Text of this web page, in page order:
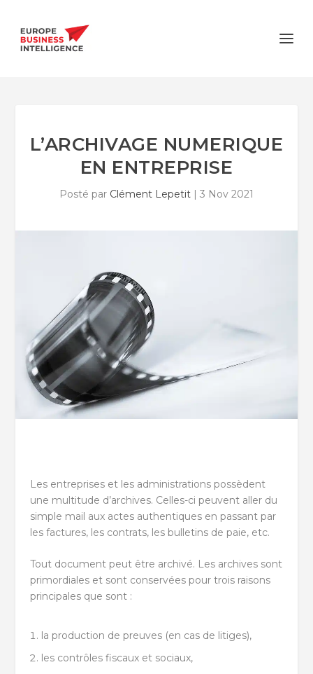
L’ARCHIVAGE NUMERIQUE
EN ENTREPRISE
Posté par Clément Lepetit | 3 Nov 2021
Les entreprises et les administrations possèdent
une multitude d’archives. Celles-ci peuvent aller du
simple mail aux actes authentiques en passant par
les factures, les contrats, les bulletins de paie, etc.
Tout document peut être archivé. Les archives sont
primordiales et sont conservées pour trois raisons
principales que sont :
la production de preuves (en cas de litiges),
les contrôles fiscaux et sociaux,